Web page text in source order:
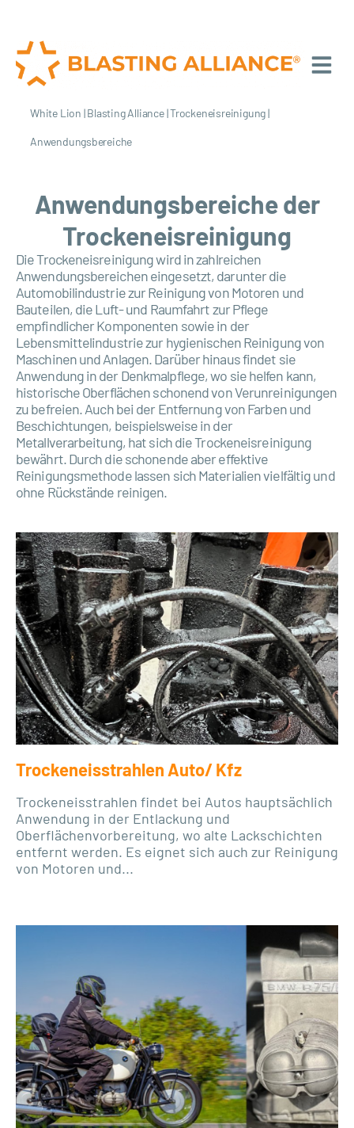
White Lion |Blasting Alliance|Trockeneisreinigung|
Anwendungsbereiche
Anwendungsbereiche der
Trockeneisreinigung
Die Trockeneisreinigung wird in zahlreichen
Anwendungsbereichen eingesetzt, darunter die
Automobilindustrie zur Reinigung von Motoren und
Bauteilen, die Luft- und Raumfahrt zur Pflege
empfindlicher Komponenten sowie in der
Lebensmittelindustrie zur hygienischen Reinigung von
Maschinen und Anlagen. Darüber hinaus findet sie
Anwendung in der Denkmalpflege, wo sie helfen kann,
historische Oberflächen schonend von Verunreinigungen
zu befreien. Auch bei der Entfernung von Farben und
Beschichtungen, beispielsweise in der
Metallverarbeitung, hat sich die Trockeneisreinigung
bewährt. Durch die schonende aber effektive
Reinigungsmethode lassen sich Materialien vielfältig und
ohne Rückstände reinigen.
Trockeneisstrahlen Auto/ Kfz
Trockeneisstrahlen findet bei Autos hauptsächlich
Anwendung in der Entlackung und
Oberflächenvorbereitung, wo alte Lackschichten
entfernt werden. Es eignet sich auch zur Reinigung
von Motoren und...